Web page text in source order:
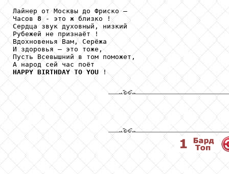
Лайнер от Москвы до Фриско –
Часов 8 - это ж близко !
Сердца звук духовный, низкий
Рубежей не признаёт !
Вдохновенья Вам, Серёжа
И здоровья – это тоже,
Пусть Всевышний в том поможет,
HAPPY BIRTHDAY TO YOU !